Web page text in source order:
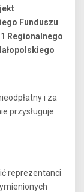
Funduszu
Regionalnego
i za
przysługuje
reprezentanci